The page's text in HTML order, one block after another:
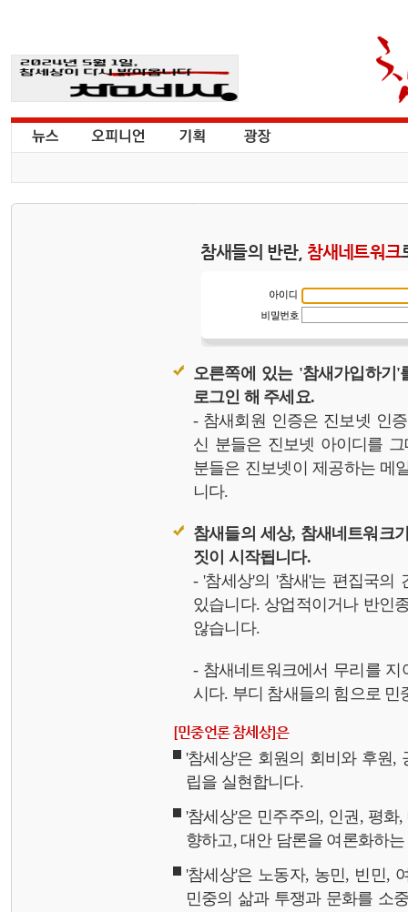
참새들의 반란, 참새네트워크
오른쪽에 있는 '참새가입하기
로그인 해 주세요.
- 참새회원 인증은 진보넷 인
신 분들은 진보넷 아이디를
분들은 진보넷이 제공하는 메
니다.
참새들의 세상, 참새네트워크
짓이 시작됩니다.
- '참세상'의 '참새'는 편집국의
있습니다. 상업적이거나 반인
않습니다.
- 참새네트워크에서 무리를
시다. 부디 참새들의 힘으로 민
[민중언론 참세상]은
'참세상'은 회원의 회비와 후원,
립을 실현합니다.
'참세상'은 민주주의, 인권, 평
향하고, 대안 담론을 여론화하
'참세상'은 노동자, 농민, 빈민,
민중의 삶과 투쟁과 문화를 소